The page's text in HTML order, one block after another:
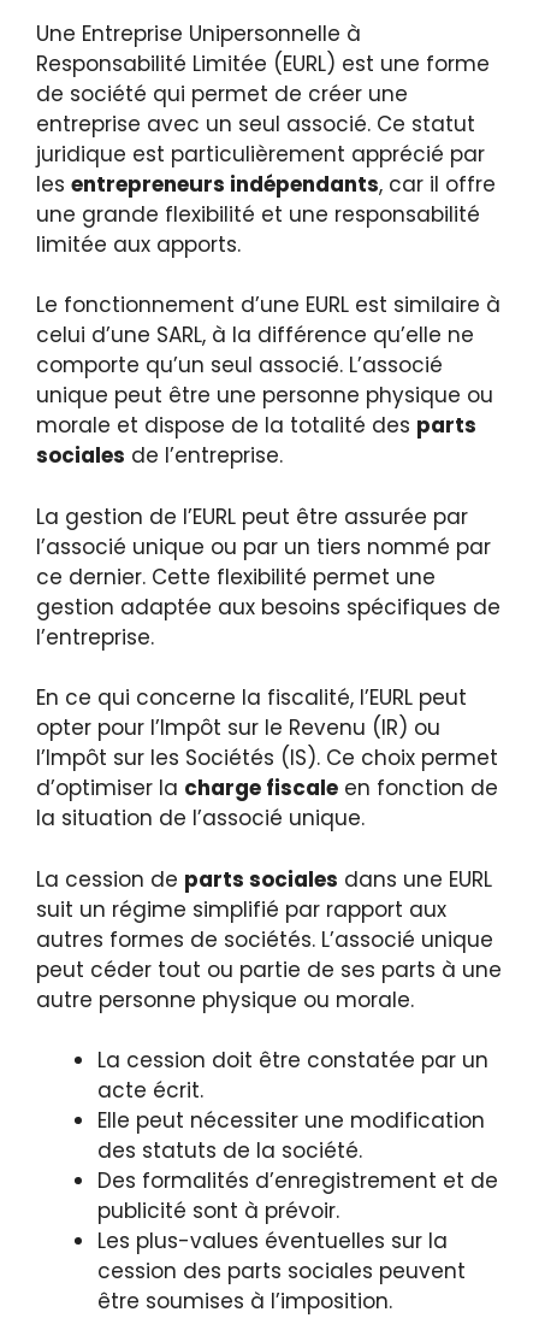
Une Entreprise Unipersonnelle à
Responsabilité Limitée (EURL) est une forme
de société qui permet de créer une
entreprise avec un seul associé. Ce statut
juridique est particulièrement apprécié par
les entrepreneurs indépendants, car il offre
une grande flexibilité et une responsabilité
limitée aux apports.
Le fonctionnement d’une EURL est similaire à
celui d’une SARL, à la différence qu’elle ne
comporte qu’un seul associé. L’associé
unique peut être une personne physique ou
morale et dispose de la totalité des parts
sociales de l’entreprise.
La gestion de l’EURL peut être assurée par
l’associé unique ou par un tiers nommé par
ce dernier. Cette flexibilité permet une
gestion adaptée aux besoins spécifiques de
l’entreprise.
En ce qui concerne la fiscalité, l’EURL peut
opter pour l’Impôt sur le Revenu (IR) ou
l’Impôt sur les Sociétés (IS). Ce choix permet
d’optimiser la charge fiscale en fonction de
la situation de l’associé unique.
La cession de parts sociales dans une EURL
suit un régime simplifié par rapport aux
autres formes de sociétés. L’associé unique
peut céder tout ou partie de ses parts à une
autre personne physique ou morale.
La cession doit être constatée par un
acte écrit.
Elle peut nécessiter une modification
des statuts de la société.
Des formalités d’enregistrement et de
publicité sont à prévoir.
Les plus-values éventuelles sur la
cession des parts sociales peuvent
être soumises à l’imposition.